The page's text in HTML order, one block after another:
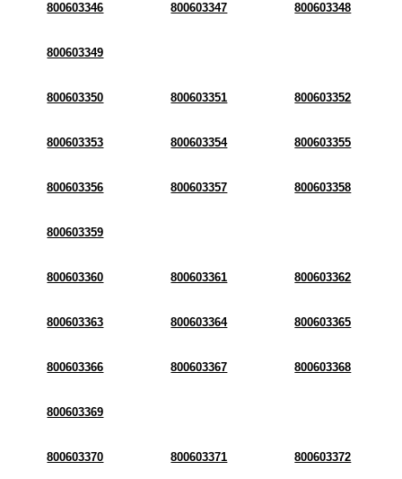
800603346 800603347 800603348
800603349
800603350 800603351 800603352
800603353 800603354 800603355
800603356 800603357 800603358
800603359
800603360 800603361 800603362
800603363 800603364 800603365
800603366 800603367 800603368
800603369
800603370 800603371 800603372